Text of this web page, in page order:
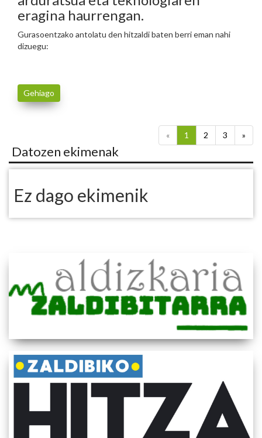
eragina haurrengan.
Gurasoentzako antolatu den hitzaldi baten berri eman nahi
dizuegu:
Gehiago
« 1 2 3 »
Datozen ekimenak
Ez dago ekimenik